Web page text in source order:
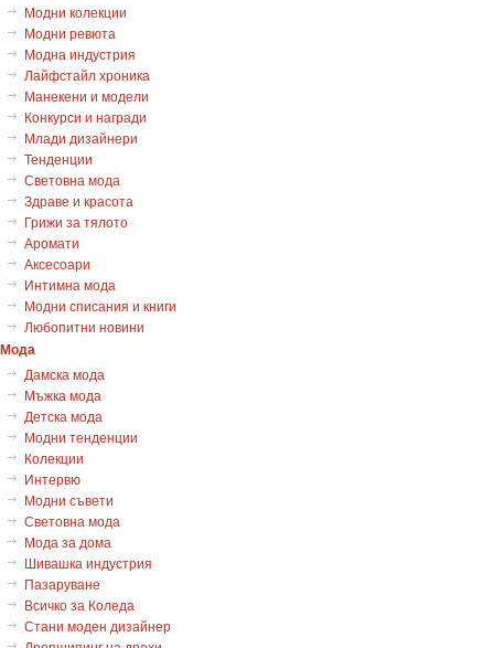
Модни колекции
Модни ревюта
Модна индустрия
Лайфстайл хроника
Манекени и модели
Конкурси и награди
Млади дизайнери
Тенденции
Световна мода
Здраве и красота
Грижи за тялото
Аромати
Аксесоари
Интимна мода
Модни списания и книги
Любопитни новини
Мода
Дамска мода
Мъжка мода
Детска мода
Модни тенденции
Колекции
Интервю
Модни съвети
Световна мода
Мода за дома
Шивашка индустрия
Пазаруване
Всичко за Коледа
Стани моден дизайнер